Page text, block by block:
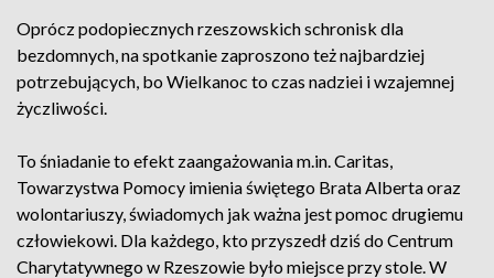
Oprócz podopiecznych rzeszowskich schronisk dla
bezdomnych, na spotkanie zaproszono też najbardziej
potrzebujących, bo Wielkanoc to czas nadziei i wzajemnej
życzliwości.
To śniadanie to efekt zaangażowania m.in. Caritas,
Towarzystwa Pomocy imienia świętego Brata Alberta oraz
wolontariuszy, świadomych jak ważna jest pomoc drugiemu
człowiekowi. Dla każdego, kto przyszedł dziś do Centrum
Charytatywnego w Rzeszowie było miejsce przy stole. W